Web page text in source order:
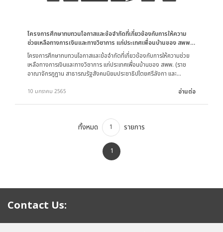
โครงการศึกษาทบทวนโอกาสและข้อจำกัดที่เกี่ยวข้องกับการให้ความ
ช่วยเหลือทางการเงินและทางวิชาการ แก่ประเทศเพื่อนบ้านของ สพพ.
(ราชอาณาจักรภูฏาน สาธารณรัฐสังคมนิยมประชาธิปไตยศรีลังกา และ
สาธารณรัฐประชาธิปไตยติมอร์-เลสเต)
โครงการศึกษาทบทวนโอกาสและข้อจำกัดที่เกี่ยวข้องกับการให้ความช่วย
เหลือทางการเงินและทางวิชาการ แก่ประเทศเพื่อนบ้านของ สพพ. (ราช
อาณาจักรภูฏาน สาธารณรัฐสังคมนิยมประชาธิปไตยศรีลังกา และ
10 มกราคม 2565 อ่านต่อ
ทั้งหมด 1 รายการ
1
Contact Us: